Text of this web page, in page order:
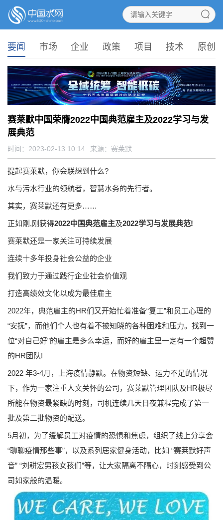
要闻 市场 企业 政策 项目 技术 原创
赛莱默中国荣膺2022中国典范雇主及2022学习与发
展典范
时间：2023-02-13 10:14 来源： 赛莱默
提起赛莱默，你会联想到什么?
水与污水行业的领航者，智慧水务的先行者。
其实，赛莱默还有更多……
正如刚,刚获得2022中国典范雇主及2022学习与发展典范!
赛莱默还是一家关注可持续发展
连续十多年投身社会公益的企业
我们致力于通过践行企业社会价值观
打造高绩效文化以成为最佳雇主
2022年，典范雇主的HR们又开始忙着准备“复工”和员工心理的
“安抚”，而他们个人也有着不被知晓的各种困难和压力。找到一
位“对自己好”的雇主是多么幸运，而好的雇主里一定有一个超赞
的HR团队!
2022 年3-4月，上海疫情静默。在物资短缺、运力不足的情况
下，作为一家注重人文关怀的公司，赛莱默管理团队及HR极尽
所能在物资最紧缺的时刻，司机连续几天日夜兼程完成了第一
批及第二批物资的配送。
5月初，为了缓解员工对疫情的恐惧和焦虑，组织了线上分享会
“聊聊疫情那些事”，以及系列居家健身活动，比如 “赛莱默好声
音” “刘耕宏男孩女孩们”等，让大家隔离不隔心，时刻感受到公
司如家般的温暖。